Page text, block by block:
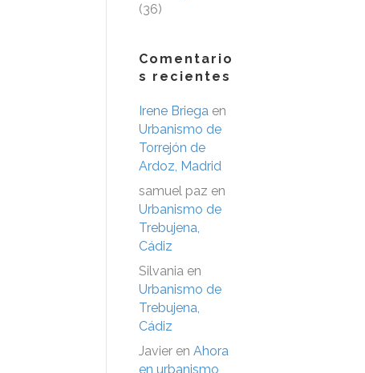
(36)
Comentario
s recientes
Irene Briega en
Urbanismo de
Torrejón de
Ardoz, Madrid
samuel paz en
Urbanismo de
Trebujena,
Cádiz
Silvania en
Urbanismo de
Trebujena,
Cádiz
Javier en Ahora
en urbanismo